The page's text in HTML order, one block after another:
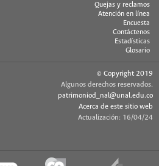
Quejas y reclamos
Atención en línea
Encuesta
Contáctenos
Estadísticas
Glosario
© Copyright 2019
Algunos derechos reservados.
patrimoniod_nal@unal.edu.co
Acerca de este sitio web
Actualización: 16/04/24